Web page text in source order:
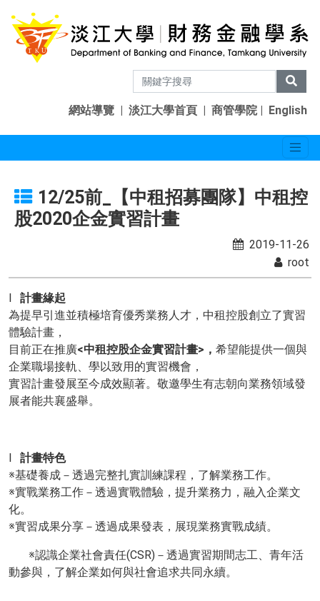
網站導覽 | 淡江大學首頁 | 商管學院| English
12/25前_【中租招募團隊】中租控
股2020企金實習計畫
2019-11-26
root
l 計畫緣起
為提早引進並積極培育優秀業務人才，中租控股創立了實習
體驗計畫，
目前正在推廣<中租控股企金實習計畫>， 希望能提供一個與
企業職場接軌、學以致用的實習機會，
實習計畫發展至今成效顯著。敬邀學生有志朝向業務領域發
展者能共襄盛舉。
l 計畫特色
※基礎養成－透過完整扎實訓練課程，了解業務工作。
※實戰業務工作－透過實戰體驗，提升業務力，融入企業文
化。
※實習成果分享－透過成果發表，展現業務實戰成績。
※認識企業社會責任(CSR)－透過實習期間志工、青年活
動參與，了解企業如何與社會追求共同永續。